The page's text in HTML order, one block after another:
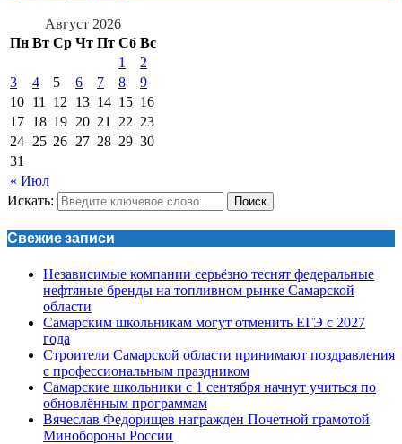
Август 2026
Пн Вт Ср Чт Пт Сб Вс
« Июл
1
2
3
4 5 6 7 8
9
10 11 12 13 14 15 16
17 18 19 20 21 22 23
24 25 26 27 28 29 30
31
Искать: Поиск
Свежие записи
Независимые компании серьёзно теснят федеральные
нефтяные бренды на топливном рынке Самарской
области
Самарским школьникам могут отменить ЕГЭ с 2027
года
Строители Самарской области принимают поздравления
с профессиональным праздником
Самарские школьники с 1 сентября начнут учиться по
обновлённым программам
Вячеслав Федорищев награжден Почетной грамотой
Минобороны России